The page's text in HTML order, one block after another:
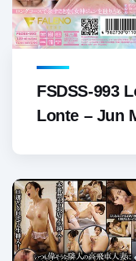
FSDSS-993
Lonte – Jun